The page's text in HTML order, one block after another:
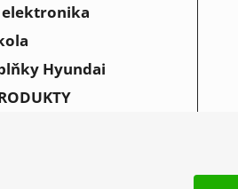
elektronika
Hyundai